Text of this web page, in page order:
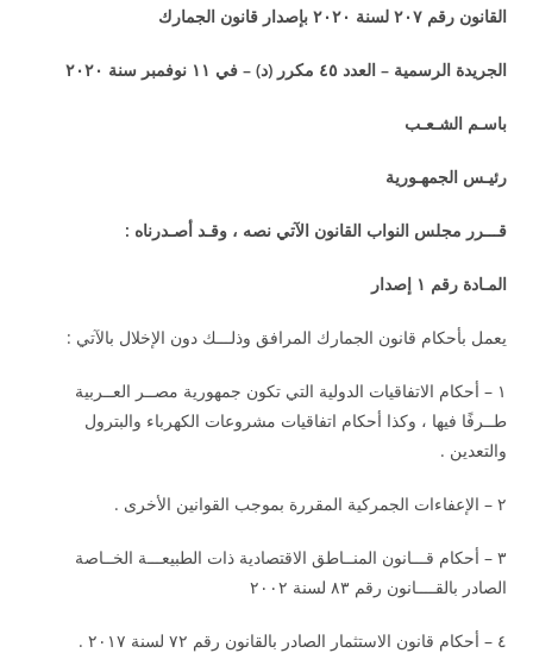
القانون رقم ٢٠٧ لسنة ٢٠٢٠ بإصدار قانون الجمارك
الجريدة الرسمية – العدد ٤٥ مكرر (د) – في ١١ نوفمبر سنة ٢٠٢٠
باسـم الشـعـب
رئيـس الجمهـورية
قـــرر مجلس النواب القانون الآتي نصه ، وقـد أصـدرناه :
المـادة رقم ١ إصدار
يعمل بأحكام قانون الجمارك المرافق وذلـــك دون الإخلال بالآتي :
١ – أحكام الاتفاقيات الدولية التي تكون جمهورية مصــر العــربية
طــرفًا فيها ، وكذا أحكام اتفاقيات مشروعات الكهرباء والبترول
والتعدين .
٢ – الإعفاءات الجمركية المقررة بموجب القوانين الأخرى .
٣ – أحكام قـــانون المنــاطق الاقتصادية ذات الطبيعـــة الخــاصة
الصادر بالقــــانون رقم ٨٣ لسنة ٢٠٠٢
٤ – أحكام قانون الاستثمار الصادر بالقانون رقم ٧٢ لسنة ٢٠١٧ .